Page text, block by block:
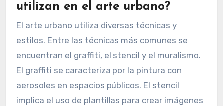
utilizan en el arte urbano?
El arte urbano utiliza diversas técnicas y
estilos. Entre las técnicas más comunes se
encuentran el graffiti, el stencil y el muralismo.
El graffiti se caracteriza por la pintura con
aerosoles en espacios públicos. El stencil
implica el uso de plantillas para crear imágenes